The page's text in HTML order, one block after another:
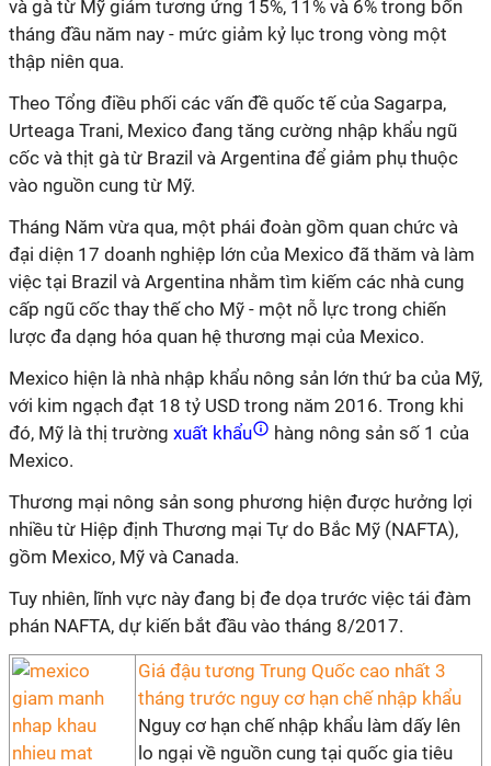
và gà từ Mỹ giảm tương ứng 15%, 11% và 6% trong bốn
tháng đầu năm nay - mức giảm kỷ lục trong vòng một
thập niên qua.
Theo Tổng điều phối các vấn đề quốc tế của Sagarpa,
Urteaga Trani, Mexico đang tăng cường nhập khẩu ngũ
cốc và thịt gà từ Brazil và Argentina để giảm phụ thuộc
vào nguồn cung từ Mỹ.
Tháng Năm vừa qua, một phái đoàn gồm quan chức và
đại diện 17 doanh nghiệp lớn của Mexico đã thăm và làm
việc tại Brazil và Argentina nhằm tìm kiếm các nhà cung
cấp ngũ cốc thay thế cho Mỹ - một nỗ lực trong chiến
lược đa dạng hóa quan hệ thương mại của Mexico.
Mexico hiện là nhà nhập khẩu nông sản lớn thứ ba của Mỹ,
với kim ngạch đạt 18 tỷ USD trong năm 2016. Trong khi
đó, Mỹ là thị trường xuất khẩu
hàng nông sản số 1 của
Mexico.
Thương mại nông sản song phương hiện được hưởng lợi
nhiều từ Hiệp định Thương mại Tự do Bắc Mỹ (NAFTA),
gồm Mexico, Mỹ và Canada.
Tuy nhiên, lĩnh vực này đang bị đe dọa trước việc tái đàm
phán NAFTA, dự kiến bắt đầu vào tháng 8/2017.
Giá đậu tương Trung Quốc cao nhất 3
tháng trước nguy cơ hạn chế nhập khẩu
Nguy cơ hạn chế nhập khẩu làm dấy lên
lo ngại về nguồn cung tại quốc gia tiêu